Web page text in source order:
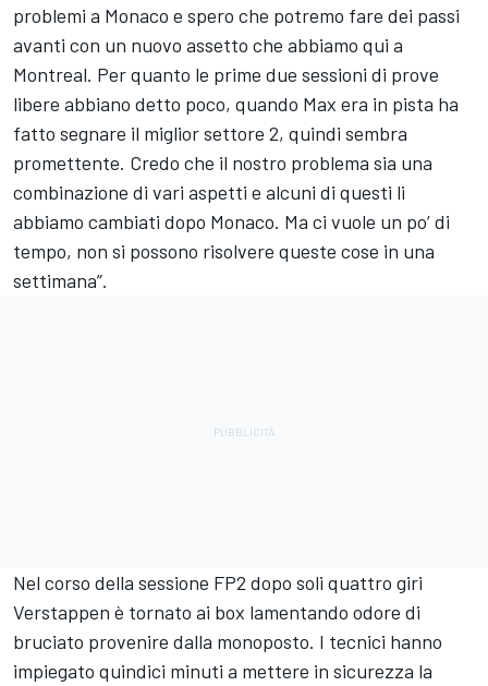
problemi a Monaco e spero che potremo fare dei passi
avanti con un nuovo assetto che abbiamo qui a
Montreal. Per quanto le prime due sessioni di prove
libere abbiano detto poco, quando Max era in pista ha
fatto segnare il miglior settore 2, quindi sembra
promettente. Credo che il nostro problema sia una
combinazione di vari aspetti e alcuni di questi li
abbiamo cambiati dopo Monaco. Ma ci vuole un po’ di
tempo, non si possono risolvere queste cose in una
settimana”.
Nel corso della sessione FP2 dopo soli quattro giri
Verstappen è tornato ai box lamentando odore di
bruciato provenire dalla monoposto. I tecnici hanno
impiegato quindici minuti a mettere in sicurezza la